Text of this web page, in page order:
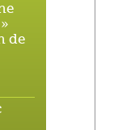
de